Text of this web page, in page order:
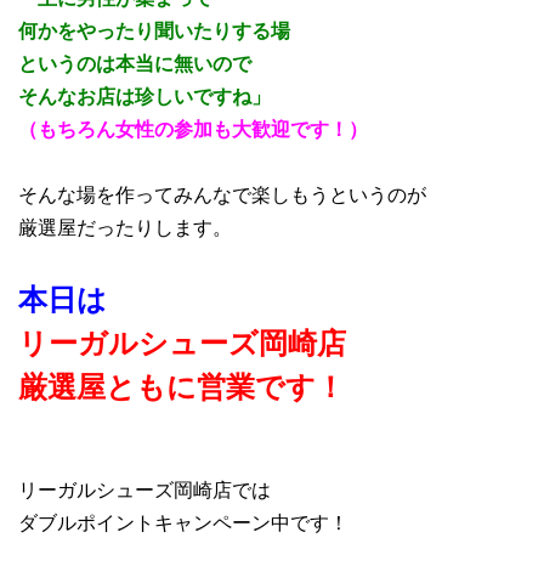
何かをやったり聞いたりする場
というのは本当に無いので
そんなお店は珍しいですね」
（もちろん女性の参加も大歓迎です！）
そんな場を作ってみんなで楽しもうというのが
厳選屋だったりします。
本日は
リーガルシューズ岡崎店
厳選屋ともに営業です！
リーガルシューズ岡崎店では
ダブルポイントキャンペーン中です！